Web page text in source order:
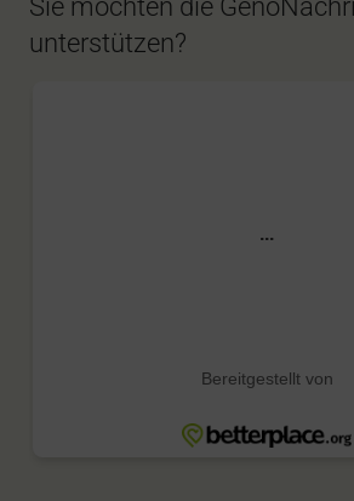
Sie möchten die
unterstützen?